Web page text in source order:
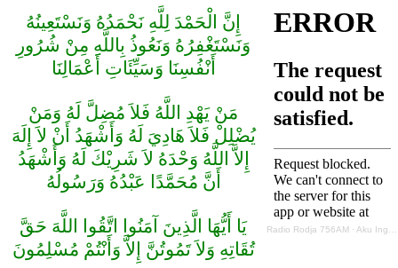
إِنَّ الْحَمْدَ لِلَّهِ نَحْمَدُهُ وَنَسْتَعِينُهُ
وَنَسْتَغْفِرُهُ وَنَعُوذُ بِاللَّهِ مِنْ شُرُورِ
أَنْفُسِنَا وَسَيِّئَاتِ أَعْمَالِنَا
مَنْ يَهْدِ اللَّهُ فَلاَ مُضِلَّ لَهُ وَمَنْ
يُضْلِلْ فَلاَ هَادِيَ لَهُ وَأَشْهَدُ أَنْ لاَ إِلَهَ
إِلاَّ اللَّهُ وَحْدَهُ لاَ شَرِيْكَ لَهُ وَأَشْهَدُ
أَنَّ مُحَمَّدًا عَبْدُهُ وَرَسُولُهُ
يَا أَيُّهَا الَّذِينَ آمَنُوا اتَّقُوا اللَّهَ حَقَّ
تُقَاتِهِ وَلاَ تَمُوتُنَّ إِلاَّ وَأَنْتُمْ مُسْلِمُونَ
Radio Rodja 756AM · Aku Ingin Berubah